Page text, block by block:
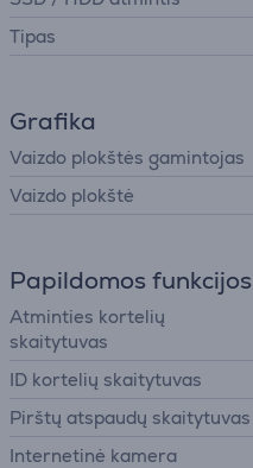
Tipas
Grafika
Vaizdo plokštės gamintojas
Vaizdo plokštė
Papildomos funkcijos
Atminties kortelių
skaitytuvas
ID kortelių skaitytuvas
Pirštų atspaudų skaitytuvas
Internetinė kamera